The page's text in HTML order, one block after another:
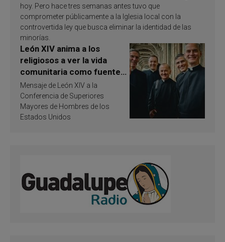
hoy. Pero hace tres semanas antes tuvo que
comprometer públicamente a la Iglesia local con la
controvertida ley que busca eliminar la identidad de las
minorías.
León XIV anima a los
religiosos a ver la vida
comunitaria como fuente
de inspiración y
santificación
Mensaje de León XIV a la
Conferencia de Superiores
Mayores de Hombres de los
Estados Unidos